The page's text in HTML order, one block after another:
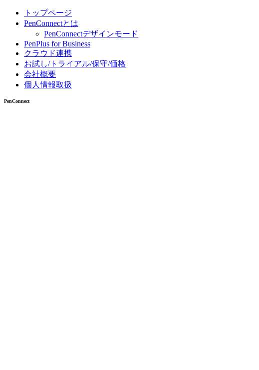
トップページ
PenConnectとは
PenConnectデザインモード
PenPlus for Business
クラウド連携
お試し/トライアル/保守/価格
会社概要
個人情報取扱
PenConnect